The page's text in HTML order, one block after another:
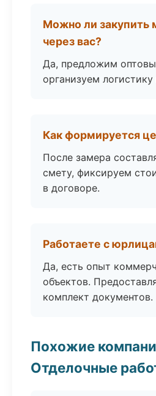
Можно ли закупить
через вас?
Да, предложим
организуем логистику
Как формируется
После замера
смету, фиксируем
в договоре.
Работаете с
Да, есть опыт
объектов.
комплект документов.
Похожие
Отделочные